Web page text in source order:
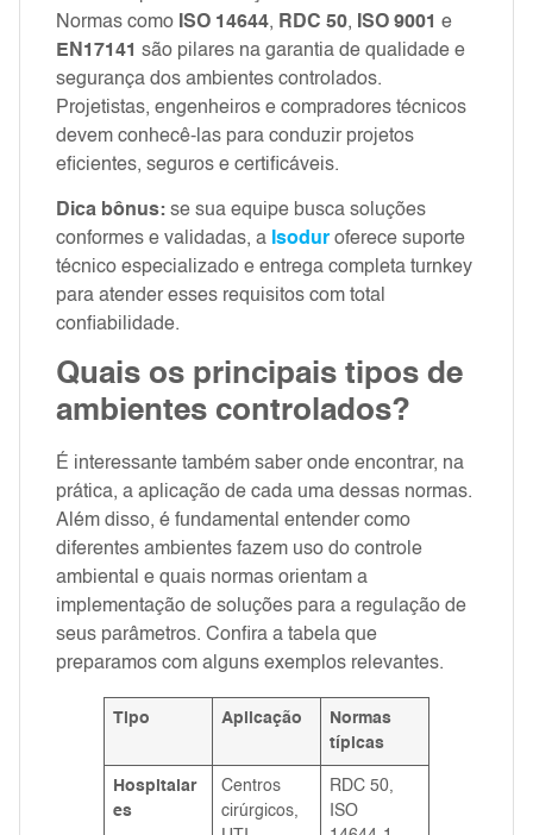
Normas como ISO 14644, RDC 50, ISO 9001 e
EN 17141 são pilares na garantia de qualidade e
segurança dos ambientes controlados.
Projetistas, engenheiros e compradores técnicos
devem conhecê-las para conduzir projetos
eficientes, seguros e certificáveis.
Dica bônus: se sua equipe busca soluções
conformes e validadas, a Isodur oferece suporte
técnico especializado e entrega completa turnkey
para atender esses requisitos com total
confiabilidade.
Quais os principais tipos de
ambientes controlados?
É interessante também saber onde encontrar, na
prática, a aplicação de cada uma dessas normas.
Além disso, é fundamental entender como
diferentes ambientes fazem uso do controle
ambiental e quais normas orientam a
implementação de soluções para a regulação de
seus parâmetros. Confira a tabela que
preparamos com alguns exemplos relevantes.
Tipo Aplicação
Normas
típicas
Hospitalar
es
Centros
cirúrgicos,
RDC 50,
ISO